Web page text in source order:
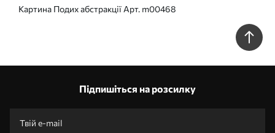
Картина Подих абстракції Арт. m00468
Підпишіться на розсилку